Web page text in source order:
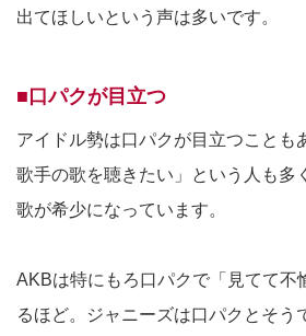
出てほしいという声は多いです。
■口パクが目立つ
アイドル勢は口パクが目立つことも
歌手の歌を聴きたい」という人も多
歌が希少になっています。
AKBは特にもろ口パクで「見てて不
るほど。ジャニーズは口パクとそう